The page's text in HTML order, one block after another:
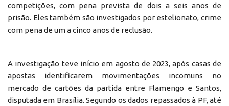
competições, com pena prevista de dois a seis anos de
prisão. Eles também são investigados por estelionato, crime
com pena de um a cinco anos de reclusão.
A investigação teve início em agosto de 2023, após casas de
apostas identificarem movimentações incomuns no
mercado de cartões da partida entre Flamengo e Santos,
disputada em Brasília. Segundo os dados repassados à PF, até